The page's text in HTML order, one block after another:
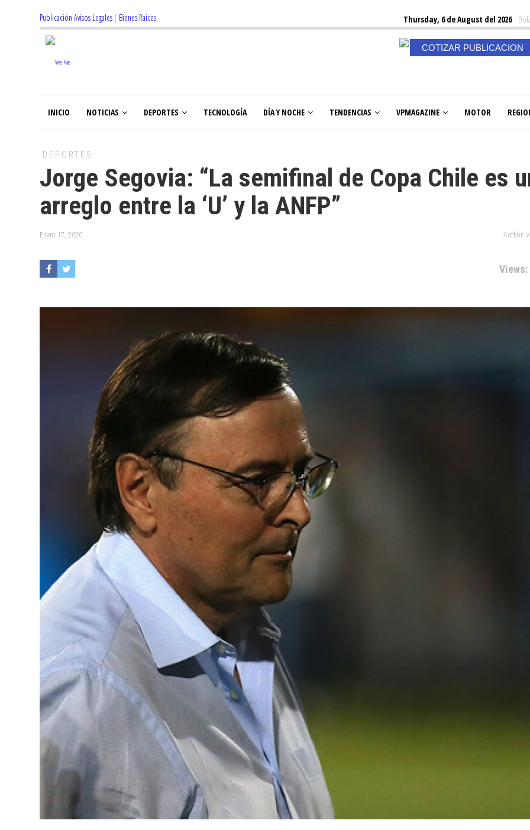
Publicación Avisos Legales | Bienes Raices Thursday, 6 de August del 2026
COTIZAR PUBLICACION
INICIO NOTICIAS DEPORTES TECNOLOGÍA DÍA Y NOCHE TENDENCIAS VPMAGAZINE MOTOR
DEPORTES
Jorge Segovia: “La semifinal de Copa Chile es
arreglo entre la ‘U’ y la ANFP”
Enero 17, 2020 Author:
Views: